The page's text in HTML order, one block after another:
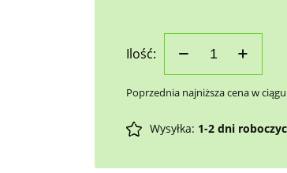
Ilość:
Poprzednia najniższa cena w
Wysyłka: 1-2 dni